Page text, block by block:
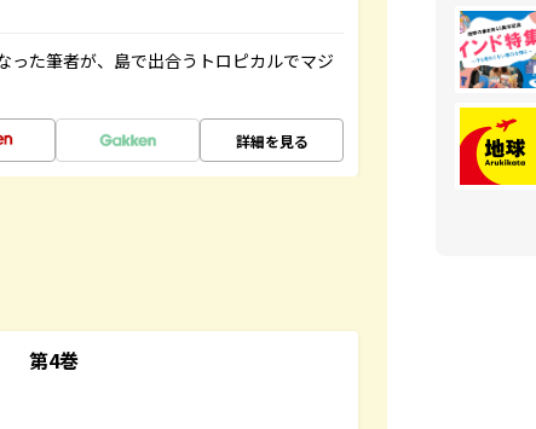
った筆者が、島で出合うトロピカルでマジ
詳細を見る
第4巻